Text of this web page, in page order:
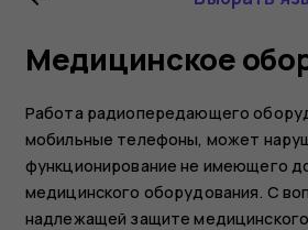
user
guide
Медицинское
Работа радиопередающего
мобильные телефоны, может
функционирование не имеющего
медицинского оборудования. С
надлежащей защите